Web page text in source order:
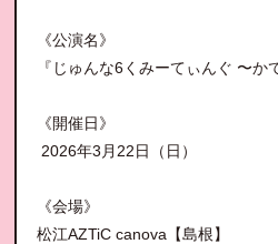
《公演名》
『じゅんな6くみーてぃんぐ 〜か
《開催日》
2026年3月22日（日）
《会場》
松江AZTiC canova【島根】